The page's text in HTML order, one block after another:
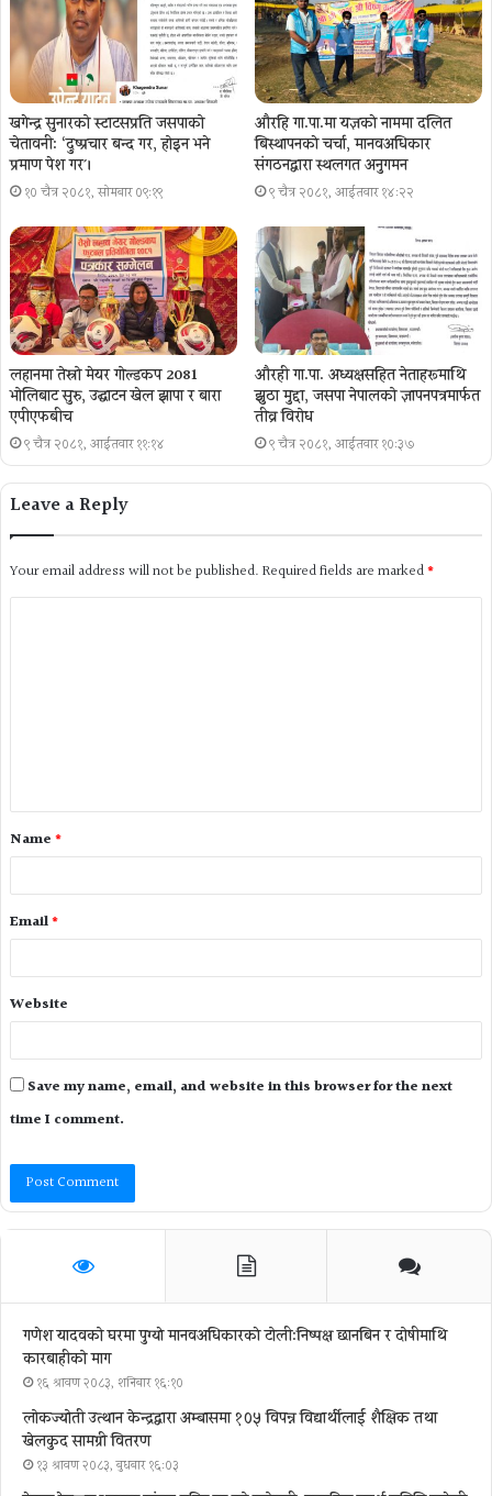
खगेन्द्र सुनारको स्टाटसप्रति जसपाको
चेतावनी: ‘दुष्प्रचार बन्द गर, होइन भने
प्रमाण पेश गर´।
१० चैत्र २०८१, सोमबार ०९:१९
औरहि गा.पा.मा यज्ञकाे नाममा दलित
बिस्थापनकाे चर्चा, मानवअधिकार
संगठनद्वारा स्थलगत अनुगमन
९ चैत्र २०८१, आईतवार १४:२२
लहानमा तेस्रो मेयर गोल्डकप 2081
भोलिबाट सुरु, उद्घाटन खेल झापा र बारा
एपीएफबीच
९ चैत्र २०८१, आईतवार ११:१४
औरही गा.पा. अध्यक्षसहित नेताहरूमाथि
झुठा मुद्दा, जसपा नेपालको ज्ञापनपत्रमार्फत
तीव्र विरोध
९ चैत्र २०८१, आईतवार १०:३७
Leave a Reply
Your email address will not be published. Required fields are marked*
Name *
Email*
Website
Save my name, email, and website in this browser for the next
time I comment.
गणेश यादवको घरमा पुग्याे मानवअधिकारकाे टोली:निष्पक्ष छानबिन र दोषीमाथि
कारबाहीको माग
१६ श्रावण २०८३, शनिबार १६:१०
लोकज्योती उत्थान केन्द्रद्वारा अम्बासमा १०५ विपन्न विद्यार्थीलाई शैक्षिक तथा
खेलकुद सामग्री वितरण
१३ श्रावण २०८३, बुधबार १६:०३